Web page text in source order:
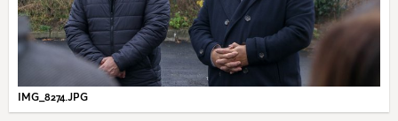
IMG_8274.JPG